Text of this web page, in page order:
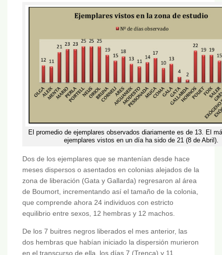
El promedio de ejemplares observados diariamente es de 13. El
ejemplares vistos en un día ha sido de 21 (8 de Abril).
Dos de los ejemplares que se mantenían desde hace
meses dispersos o asentados en colonias alejados de la
zona de liberación (Gata y Gallarda) regresaron al área
de Boumort, incrementando así el tamaño de la colonia,
que comprende ahora 24 individuos con estricto
equilibrio entre sexos, 12 hembras y 12 machos.
De los 7 buitres negros liberados el mes anterior, las
dos hembras que habían iniciado la dispersión murieron
en el transcurso de ella, los días 7 (Trenca) y 11